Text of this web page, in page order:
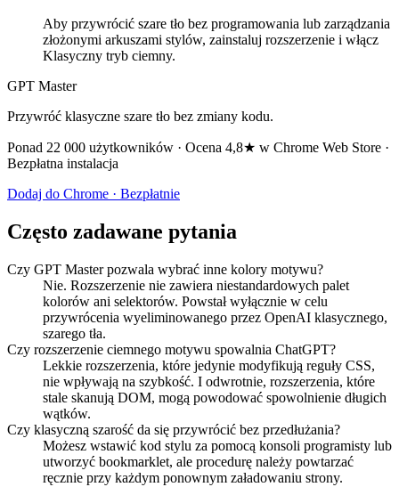
Aby przywrócić szare tło bez programowania lub zarządzania
złożonymi arkuszami stylów, zainstaluj rozszerzenie i włącz
Klasyczny tryb ciemny.
GPT Master
Przywróć klasyczne szare tło bez zmiany kodu.
Ponad 22 000 użytkowników · Ocena 4,8★ w Chrome Web Store ·
Bezpłatna instalacja
Dodaj do Chrome · Bezpłatnie
Często zadawane pytania
Czy GPT Master pozwala wybrać inne kolory motywu?
Nie. Rozszerzenie nie zawiera niestandardowych palet
kolorów ani selektorów. Powstał wyłącznie w celu
przywrócenia wyeliminowanego przez OpenAI klasycznego,
szarego tła.
Czy rozszerzenie ciemnego motywu spowalnia ChatGPT?
Lekkie rozszerzenia, które jedynie modyfikują reguły CSS,
nie wpływają na szybkość. I odwrotnie, rozszerzenia, które
stale skanują DOM, mogą powodować spowolnienie długich
wątków.
Czy klasyczną szarość da się przywrócić bez przedłużania?
Możesz wstawić kod stylu za pomocą konsoli programisty lub
utworzyć bookmarklet, ale procedurę należy powtarzać
ręcznie przy każdym ponownym załadowaniu strony.